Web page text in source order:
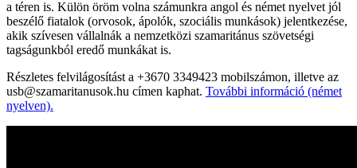
a téren is. Külön öröm volna számunkra angol és német nyelvet jól
beszélő fiatalok (orvosok, ápolók, szociális munkások) jelentkezése,
akik szívesen vállalnák a nemzetközi szamaritánus szövetségi
tagságunkból eredő munkákat is.
Részletes felvilágosítást a +3670 3349423 mobilszámon, illetve az
usb@szamaritanusok.hu címen kaphat. További információ (német
nyelven).